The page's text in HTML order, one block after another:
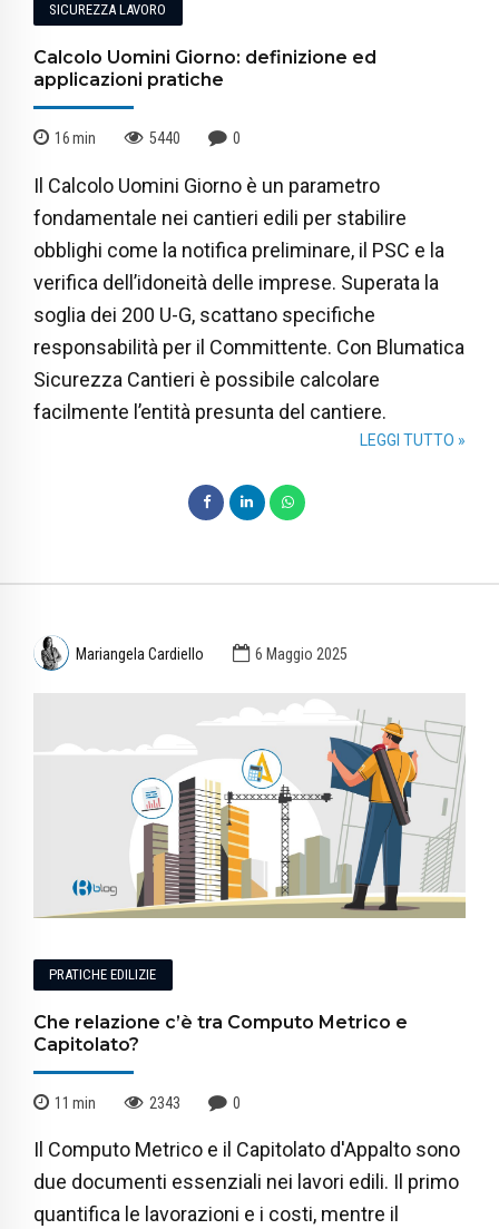
SICUREZZA LAVORO
Calcolo Uomini Giorno: definizione ed
applicazioni pratiche
16min 5440 0
Il Calcolo Uomini Giorno è un parametro
fondamentale nei cantieri edili per stabilire
obblighi come la notifica preliminare, il PSC e la
verifica dell’idoneità delle imprese. Superata la
soglia dei 200 U-G, scattano specifiche
responsabilità per il Committente. Con Blumatica
Sicurezza Cantieri è possibile calcolare
facilmente l’entità presunta del cantiere.
LEGGI TUTTO »
Mariangela Cardiello 6 Maggio 2025
PRATICHE EDILIZIE
Che relazione c’è tra Computo Metrico e
Capitolato?
11 min 2343 0
Il Computo Metrico e il Capitolato d'Appalto sono
due documenti essenziali nei lavori edili. Il primo
quantifica le lavorazioni e i costi, mentre il